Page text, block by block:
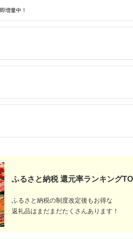
茨城県 阿見町
備蓄用 緊急時 備え 米
寄付金額:12,000円
税
東京都千代田区
ディナービュッフェ 1
寄付金額:65,000円
納税、年収いくら
寄付できる？おす
増量中！
ふるさと納税 還元率ランキング
ふるさと納税の制度改定後もお得な
返礼品はまだまだたくさんあります！